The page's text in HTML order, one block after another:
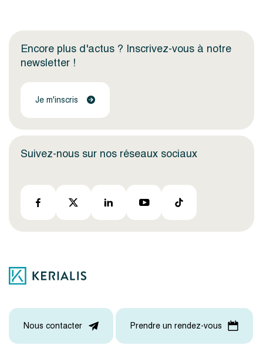
Encore plus d'actus ? Inscrivez-vous à notre
newsletter !
Je m'inscris
Suivez-nous sur nos réseaux sociaux
Nous contacter Prendre un rendez-vous